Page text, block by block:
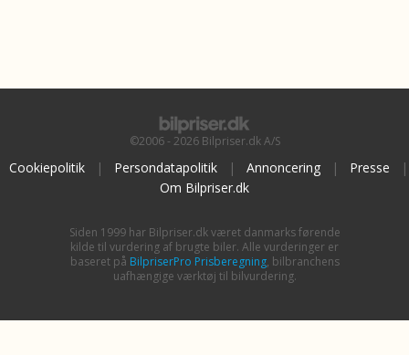
©2006 - 2026 Bilpriser.dk A/S
Cookiepolitik | Persondatapolitik | Annoncering | Presse
|
Om Bilpriser.dk
Siden 1999 har Bilpriser.dk været danmarks førende
kilde til vurdering af brugte biler. Alle vurderinger er
baseret på BilpriserPro Prisberegning, bilbranchens
uafhængige værktøj til bilvurdering.